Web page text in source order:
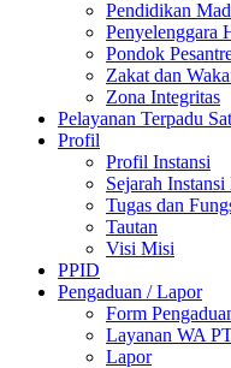
Pendidikan
Penyelenggara
Pondok
Zakat dan
Zona Integritas
Pelayanan Terpadu
Profil
Profil Instansi
Sejarah
Tugas dan
Tautan
Visi Misi
PPID
Pengaduan / Lapor
Form
Layanan WA
Lapor